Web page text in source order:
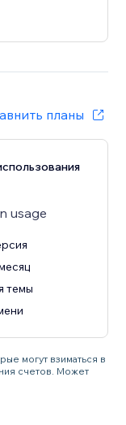
планы
usage
темы
могут взиматься в
счетов. Может